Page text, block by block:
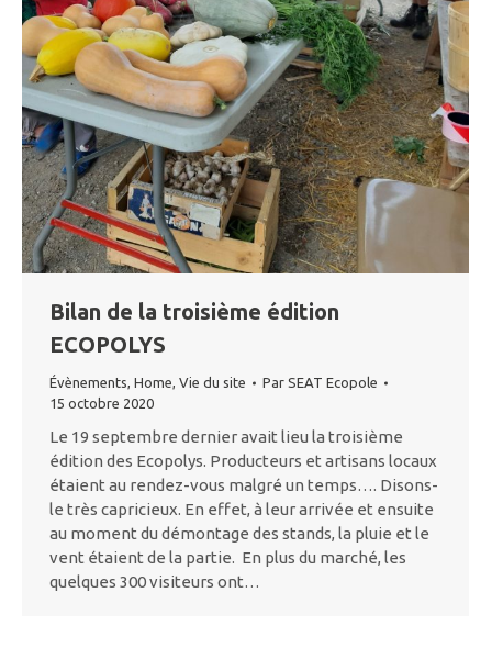
Bilan de la troisième édition
ECOPOLYS
Évènements, Home, Vie du site Par SEAT Ecopole
15 octobre 2020
Le 19 septembre dernier avait lieu la troisième
édition des Ecopolys. Producteurs et artisans locaux
étaient au rendez-vous malgré un temps…. Disons-
le très capricieux. En effet, à leur arrivée et ensuite
au moment du démontage des stands, la pluie et le
vent étaient de la partie. En plus du marché, les
quelques 300 visiteurs ont…